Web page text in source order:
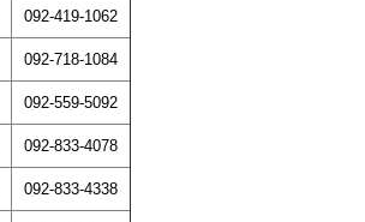
092-419-1062
092-718-1084
092-559-5092
092-833-4078
092-833-4338